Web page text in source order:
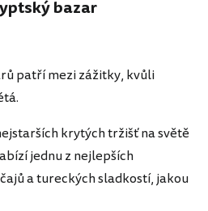
bazar
patří mezi zážitky, kvůli
krytých tržišť na světě
jednu z nejlepších
a tureckých sladkostí, jakou